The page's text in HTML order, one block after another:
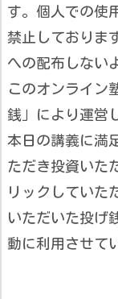
す。個人での使
禁止しておりま
への配布しない
このオンライン
銭」により運営
本日の講義に満
ただき投資いた
リックしていた
いただいた投げ
動に利用させて